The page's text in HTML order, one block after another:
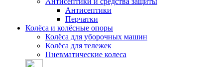
Антисептики
Перчатки
Колёса и колёсные опоры
Колёса для уборочных машин
Колёса для тележек
Пневматические колеса